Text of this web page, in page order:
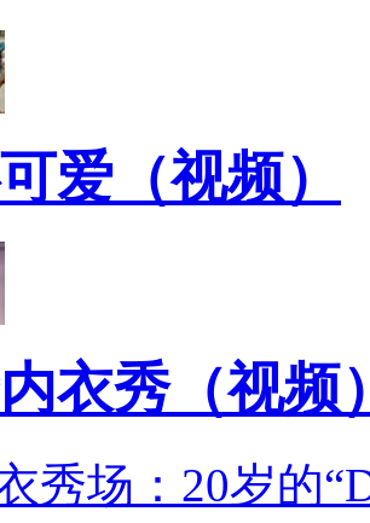
爱（视频）
衣秀（视频
秀场：20岁的